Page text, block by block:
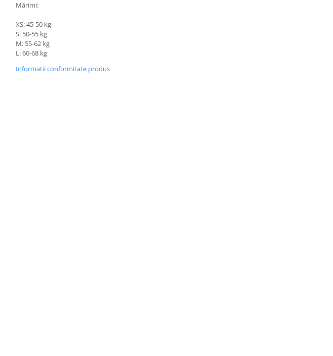
Mărimi:
XS: 45-50 kg
S: 50-55 kg
M: 55-62 kg
L: 60-68 kg
Informatii conformitate produs